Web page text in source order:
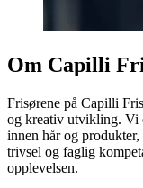
Om Capilli
Frisørene på Capilli
og kreativ utvikling. Vi
innen hår og
trivsel og faglig
opplevelsen.